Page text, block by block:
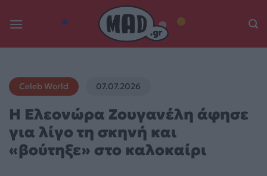
Celeb World 07.07.2026
Η Ελεονώρα Ζουγανέλη άφησε
για λίγο τη σκηνή και
«βούτηξε» στο καλοκαίρι